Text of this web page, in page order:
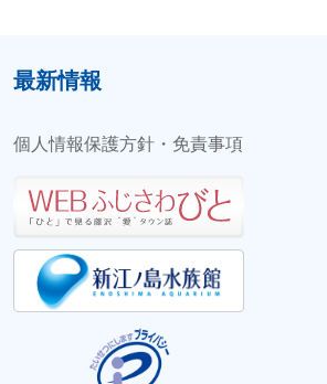
最新情報
個人情報保護方針・免責事項